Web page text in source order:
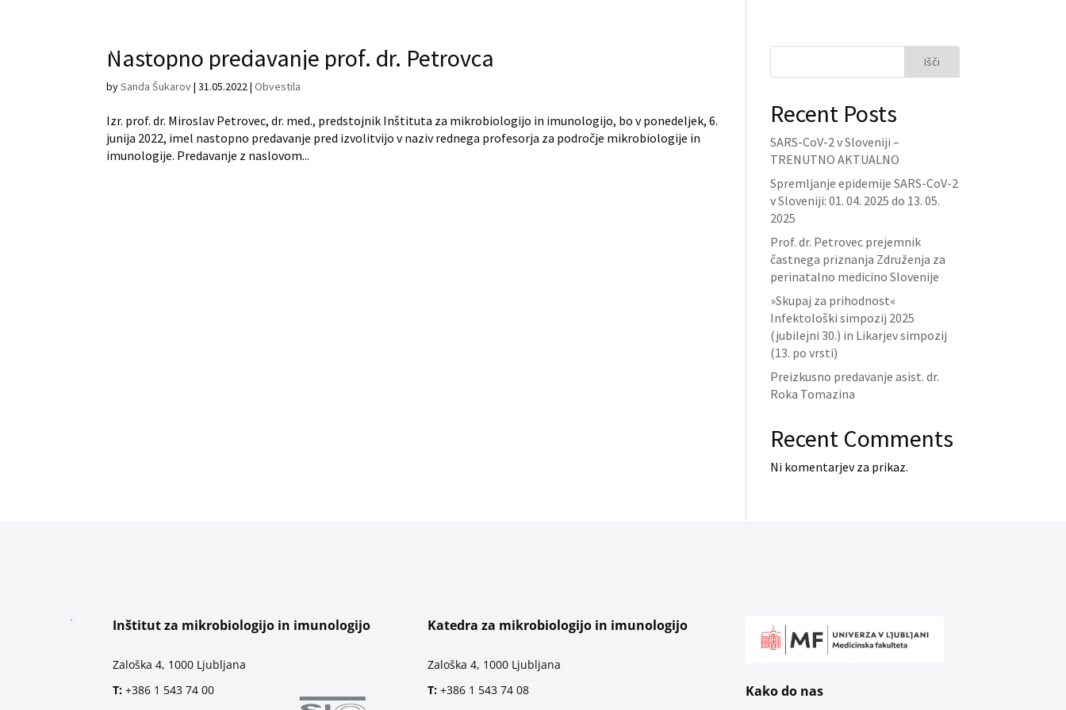
Nastopno predavanje prof. dr. Petrovca
bySanda Šukarov|31.05.2022|Obvestila
Izr. prof. dr. Miroslav Petrovec, dr. med., predstojnik Inštituta za mikrobiologijo in imunologijo, bo v ponedeljek, 6.
junija 2022, imel nastopno predavanje pred izvolitvijo v naziv rednega profesorja za področje mikrobiologije in
imunologije. Predavanje z naslovom...
Išči
Recent Posts
SARS-CoV-2 v Sloveniji –
TRENUTNO AKTUALNO
Spremljanje epidemije SARS-CoV-2
v Sloveniji: 01. 04. 2025 do 13. 05.
2025
Prof. dr. Petrovec prejemnik
častnega priznanja Združenja za
perinatalno medicino Slovenije
»Skupaj za prihodnost«
Infektološki simpozij 2025
(jubilejni 30.) in Likarjev simpozij
(13. po vrsti)
Preizkusno predavanje asist. dr.
Roka Tomazina
Recent Comments
Ni komentarjev za prikaz.
Inštitut za mikrobiologijo in imunologijo
Zaloška 4, 1000 Ljubljana
T: +386 1 543 74 00
Katedra za mikrobiologijo in imunologijo
Zaloška 4, 1000 Ljubljana
T: +386 1 543 74 08
Kako do nas